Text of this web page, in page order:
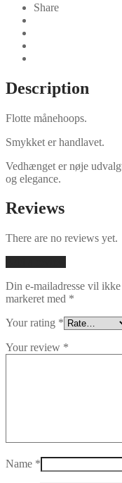
Share
Description
Flotte månehoops.
Smykket er handlavet.
Vedhænget er nøje
og elegance.
Reviews
There are no reviews yet.
Din e-mailadresse vil
markeret med *
Your rating *
Your review *
Name *